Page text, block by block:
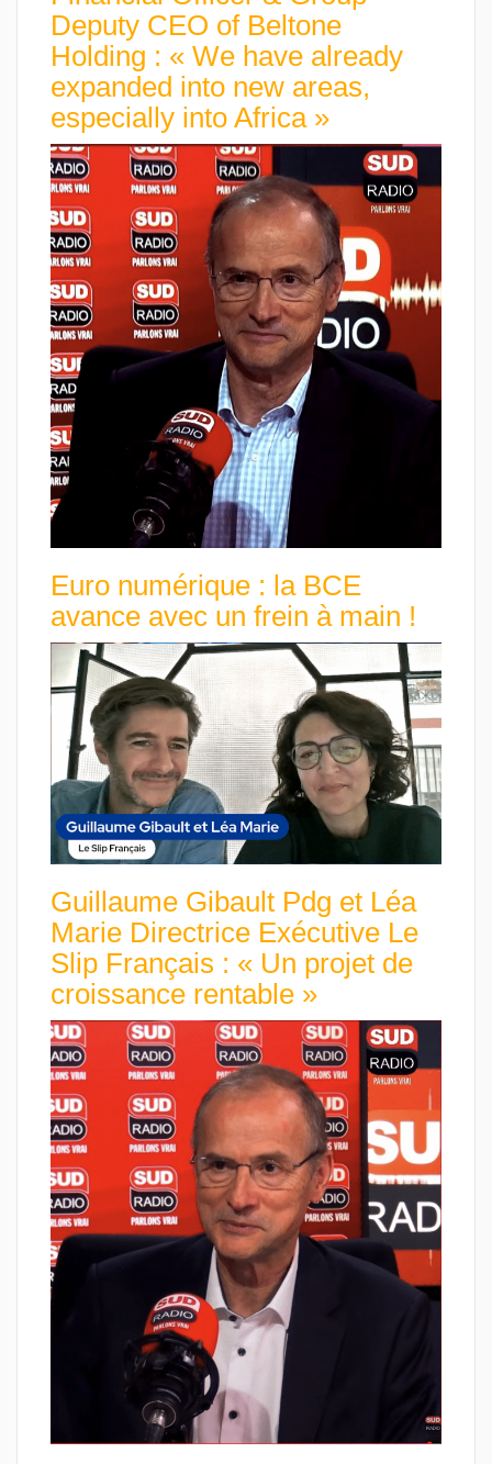
Deputy CEO of Beltone
Holding : « We have already
expanded into new areas,
especially into Africa »
Euro numérique : la BCE
avance avec un frein à main !
Guillaume Gibault Pdg et Léa
Marie Directrice Exécutive Le
Slip Français : « Un projet de
croissance rentable »